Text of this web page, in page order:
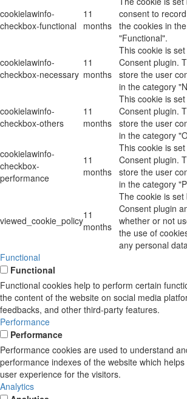
cookielawinfo-
checkbox-functional
11
months
consent to
the cookies in
"Functional".
cookielawinfo-
checkbox-necessary
11
months
This cookie is
Consent plugin.
store the user
in the category
cookielawinfo-
checkbox-others
11
months
This cookie is
Consent plugin.
store the user
in the category
cookielawinfo-
checkbox-
performance
11
months
This cookie is
Consent plugin.
store the user
in the category
viewed_cookie_policy11
months
The cookie is
Consent plugin
whether or not
the use of
any personal
Functional
Functional
Functional cookies help to perform certain
the content of the website on social media
feedbacks, and other third-party features.
Performance
Performance
Performance cookies are used to understand
performance indexes of the website which
user experience for the visitors.
Analytics